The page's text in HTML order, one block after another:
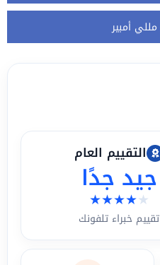
التقييم العام
جيد جدًا
★★★★★
تقييم خبراء تلفونك